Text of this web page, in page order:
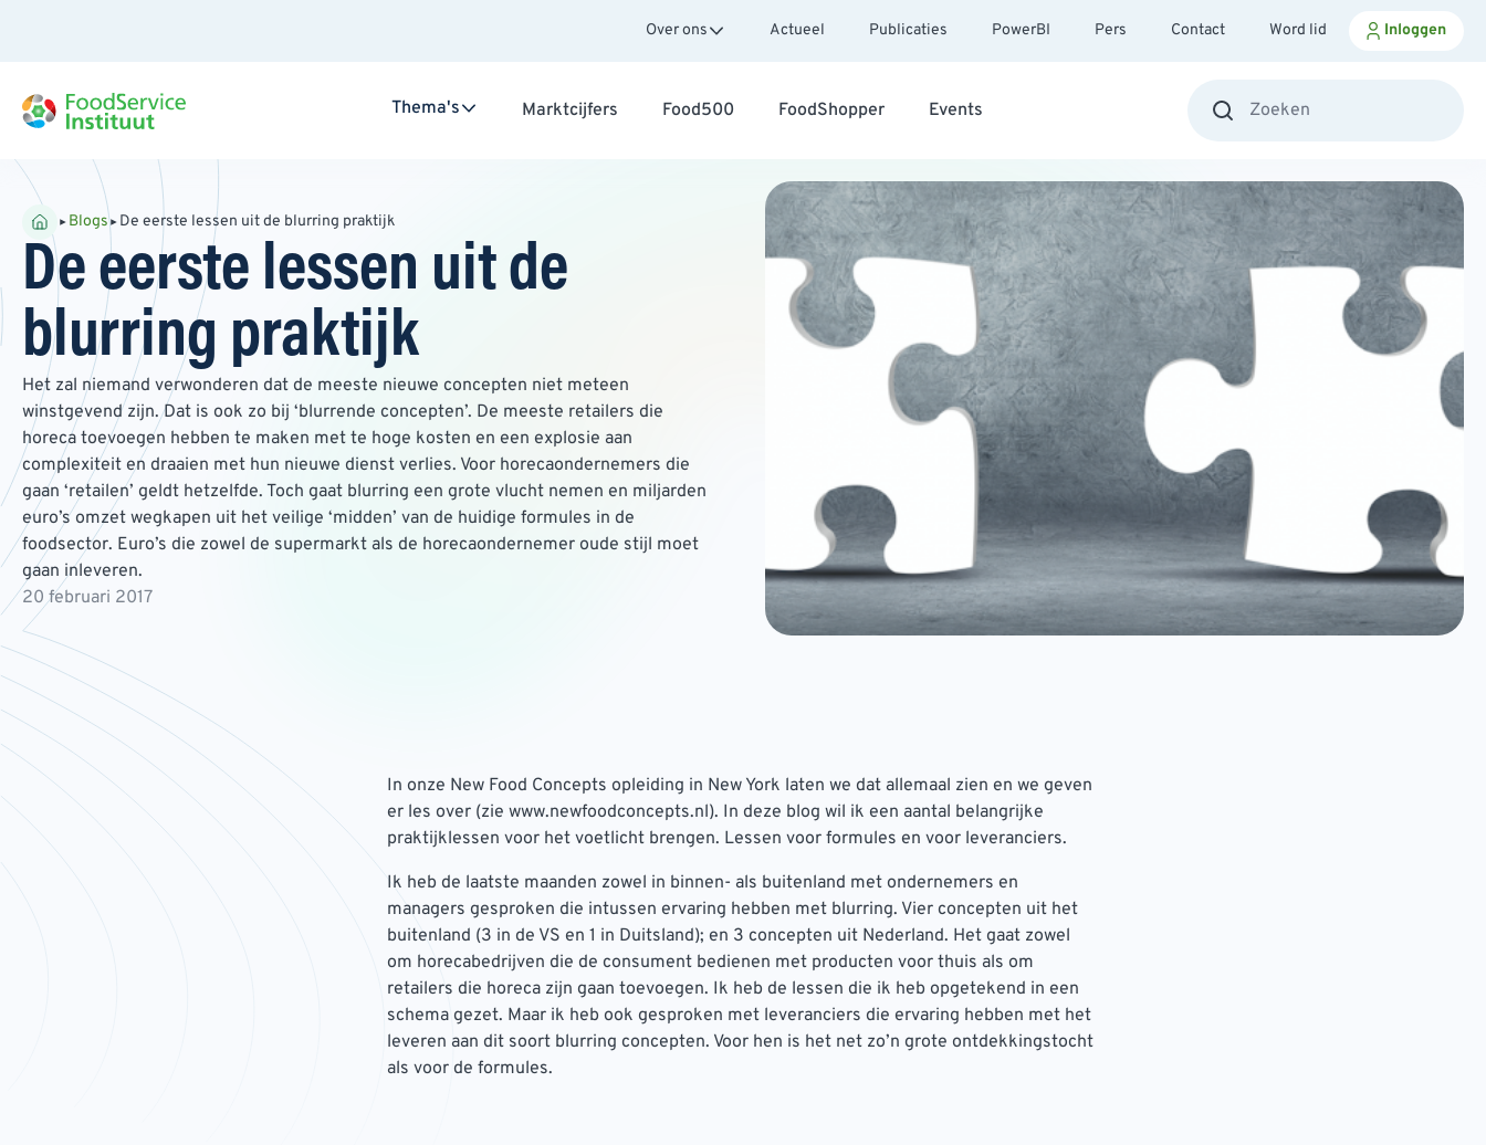
Over ons Actueel Publicaties PowerBI Pers Contact Word lid Inloggen
Thema's Marktcijfers Food500 FoodShopper Events
Blogs De eerste lessen uit de blurring praktijk
De eerste lessen uit de
blurring praktijk
Het zal niemand verwonderen dat de meeste nieuwe concepten niet meteen
winstgevend zijn. Dat is ook zo bij ‘blurrende concepten’. De meeste retailers die
horeca toevoegen hebben te maken met te hoge kosten en een explosie aan
complexiteit en draaien met hun nieuwe dienst verlies. Voor horecaondernemers die
gaan ‘retailen’ geldt hetzelfde. Toch gaat blurring een grote vlucht nemen en miljarden
euro’s omzet wegkapen uit het veilige ‘midden’ van de huidige formules in de
foodsector. Euro’s die zowel de supermarkt als de horecaondernemer oude stijl moet
gaan inleveren.
20 februari 2017
In onze New Food Concepts opleiding in New York laten we dat allemaal zien en we geven
er les over (zie www.newfoodconcepts.nl). In deze blog wil ik een aantal belangrijke
praktijklessen voor het voetlicht brengen. Lessen voor formules en voor leveranciers.
Ik heb de laatste maanden zowel in binnen- als buitenland met ondernemers en
managers gesproken die intussen ervaring hebben met blurring. Vier concepten uit het
buitenland (3 in de VS en 1 in Duitsland); en 3 concepten uit Nederland. Het gaat zowel
om horecabedrijven die de consument bedienen met producten voor thuis als om
retailers die horeca zijn gaan toevoegen. Ik heb de lessen die ik heb opgetekend in een
schema gezet. Maar ik heb ook gesproken met leveranciers die ervaring hebben met het
leveren aan dit soort blurring concepten. Voor hen is het net zo’n grote ontdekkingstocht
als voor de formules.